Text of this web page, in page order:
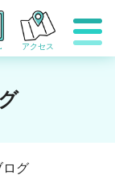
アクセス
ログ